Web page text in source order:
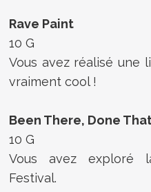
Rave Paint
10 G
Vous avez réalisé une
vraiment cool !
Been There, Done
10 G
Vous avez exploré
Festival.